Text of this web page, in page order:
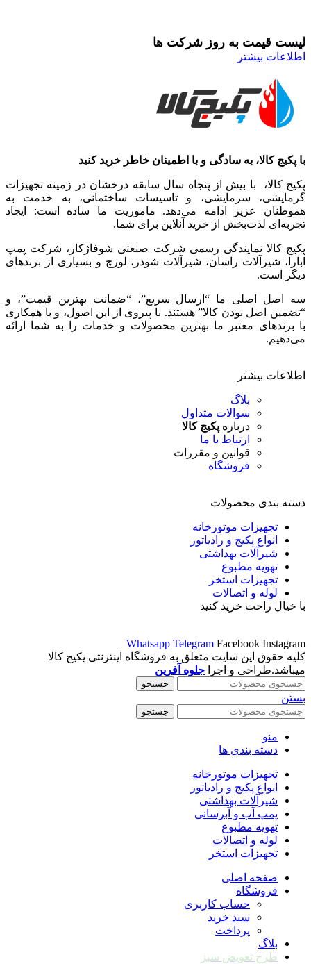
لیست قیمت به روز شرکت ها
اطلاعات بیشتر
با پکیج کالا، به سادگی و با اطمینان خاطر خرید کنید
پکیج کالا، با بیش از پنجاه سال سابقه درخشان در زمینه تجهیزات
گرمایشی، سرمایشی، و تاسیسات ساختمانی، به خدمت به
هموطنان عزیز ادامه می‌دهد. ماموریت ما ساده است: ایجاد
تجربه‌ای لذت‌بخش از خرید آنلاین برای شما.
پکیج کالا نمایندگی رسمی شرکت صنعتی شوفاژکار، شرکت پمپ
ابارا، شیرآلات راسان، شیرآلات شودر، لورچ و بسیاری از برندهای
دیگر است.
سه اصل اصلی ما “ارسال سریع”، “ضمانت بهترین قیمت”، و
“تضمین اصل بودن کالا” هستند. با پیروی از این اصول، و با همکاری
با برندهای معتبر ما بهترین محصولات و خدمات را به شما ارائه
می‌دهیم.
اطلاعات بیشتر
بلاگ
سوالات متداول
درباره پکیج کالا
ارتباط با ما
قوانین و مقررات
فروشگاه
دسته بندی محصولات
تجهیزات موتورخانه
انواع پکیج و رادیاتور
شیرآلات بهداشتی
تهویه مطبوع
تجهیزات استخر
لوله و اتصالات
با خیال راحت خرید کنید
Whatsapp Telegram Facebook Instagram
کلیه حقوق این سایت متعلق به فروشگاه اینترنتی پکیج کالا
میباشد.طراحی و اجرا جلوه آفرین
جستجو
بستن
جستجو
منو
دسته بندی ها
تجهیزات موتورخانه
انواع پکیج و رادیاتور
شیرآلات بهداشتی
پمپ آب و آبرسانی
تهویه مطبوع
لوله و اتصالات
تجهیزات استخر
صفحه اصلی
فروشگاه
حساب کاربری
سبد خرید
پرداخت
بلاگ
طرح تعویض سبز